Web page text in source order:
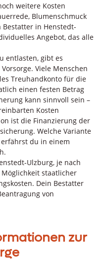
weitere Kosten
Blumenschmuck
Bestatter in Henstedt-
Angebot, das alle
entlasten, gibt es
Viele Menschen
Treuhandkonto für die
einen festen Betrag
kann sinnvoll sein –
Kosten
ist die Finanzierung der
Welche Variante
du in einem
Ulzburg, je nach
staatlicher
Dein Bestatter
von
zur